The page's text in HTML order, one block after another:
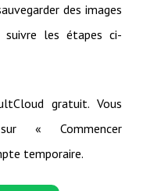
des images
suivre les étapes ci-
gratuit. Vous
« Commencer
temporaire.